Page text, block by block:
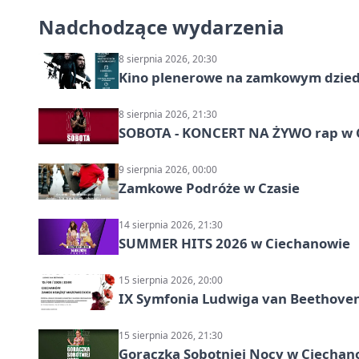
Nadchodzące wydarzenia
8 sierpnia 2026, 20:30
Kino plenerowe na zamkowym
8 sierpnia 2026, 21:30
SOBOTA - KONCERT NA ŻYWO rap
9 sierpnia 2026, 00:00
Zamkowe Podróże w Czasie
14 sierpnia 2026, 21:30
SUMMER HITS 2026 w Ciechanowie
15 sierpnia 2026, 20:00
IX Symfonia Ludwiga van
15 sierpnia 2026, 21:30
Gorączka Sobotniej Nocy w